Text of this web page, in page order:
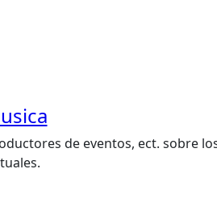
de eventos, ect. sobre